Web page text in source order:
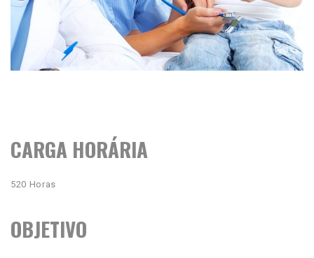
CARGA HORÁRIA
520 Horas
OBJETIVO